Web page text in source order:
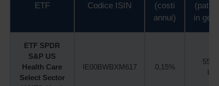
ETF Codice ISIN
(costi
annui)
in
ETF SPDR
S&P US
Health Care
Select Sector
IE00BWBXM617 0,15%
551